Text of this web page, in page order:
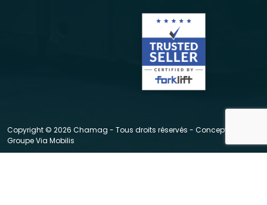
Copyright © 2026 Chamag - Tous droits réservés - Conception :
Groupe Via Mobilis